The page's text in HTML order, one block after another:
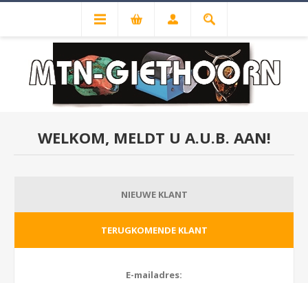
WELKOM, MELDT U A.U.B. AAN!
NIEUWE KLANT
TERUGKOMENDE KLANT
E-mailadres: